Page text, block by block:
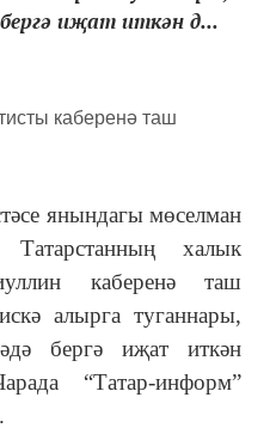
бергә иҗат иткән д...
янындагы мөселман
Татарстанның халык
каберенә таш
алырга туганнары,
бергә иҗат иткән
“Татар-информ”